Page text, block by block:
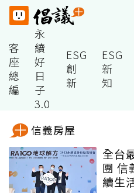
客
座
總
編
永
續
好
日
子
3.0
ESG
創
新
ESG
新
知
信義房屋
全台
團 信義企業深入社區玩出永
續生